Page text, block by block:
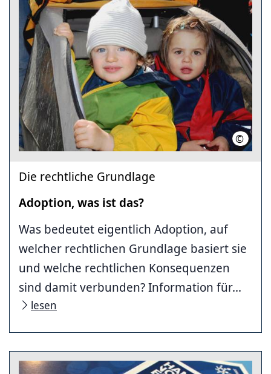
©
Die rechtliche Grundlage
Adoption, was ist das?
Was bedeutet eigentlich Adoption, auf
welcher rechtlichen Grundlage basiert sie
und welche rechtlichen Konsequenzen
sind damit verbunden? Information für...
lesen